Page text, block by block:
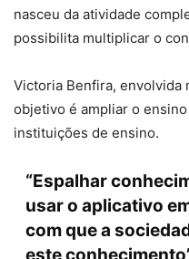
nasceu da atividade
possibilita multiplicar o
Victoria Benfira, envolvida
objetivo é ampliar o
instituições de ensino.
“Espalhar
usar o aplicativo
com que a
este